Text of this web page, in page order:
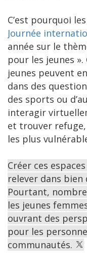
C’est pourquoi
Journée
année sur le
pour les jeunes ».
jeunes peuvent
dans des
des sports ou
interagir
et trouver
les plus
Créer ces
relever dans bien
Pourtant,
les jeunes
ouvrant des
pour les
communautés.